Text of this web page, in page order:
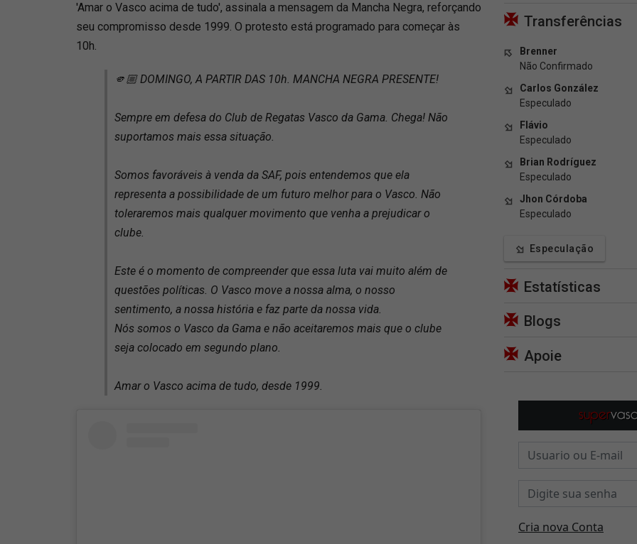
'Amar o Vasco acima de tudo', assinala a mensagem da Mancha Negra, reforçando
seu compromisso desde 1999. O protesto está programado para começar às
10h.
🫵🏼 DOMINGO, A PARTIR DAS 10h. MANCHA NEGRA PRESENTE!
Sempre em defesa do Club de Regatas Vasco da Gama. Chega! Não
suportamos mais essa situação.
Somos favoráveis à venda da SAF, pois entendemos que ela
representa a possibilidade de um futuro melhor para o Vasco. Não
toleraremos mais qualquer movimento que venha a prejudicar o
clube.
Este é o momento de compreender que essa luta vai muito além de
questões políticas. O Vasco move a nossa alma, o nosso
sentimento, a nossa história e faz parte da nossa vida.
Nós somos o Vasco da Gama e não aceitaremos mais que o clube
seja colocado em segundo plano.
Amar o Vasco acima de tudo, desde 1999.
Transferências
Brenner
Não Confirmado
Carlos González
Especulado
Flávio
Especulado
Brian Rodríguez
Especulado
Jhon Córdoba
Especulado
Especulação
Estatísticas
Blogs
Apoie